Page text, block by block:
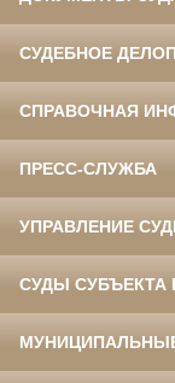
СУДЕБНОЕ
СПРАВОЧНАЯ
ПРЕСС-СЛУЖБА
УПРАВЛЕНИЕ
СУДЫ СУБЪЕКТА